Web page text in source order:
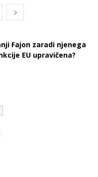
Fajon zaradi njenega
EU upravičena?